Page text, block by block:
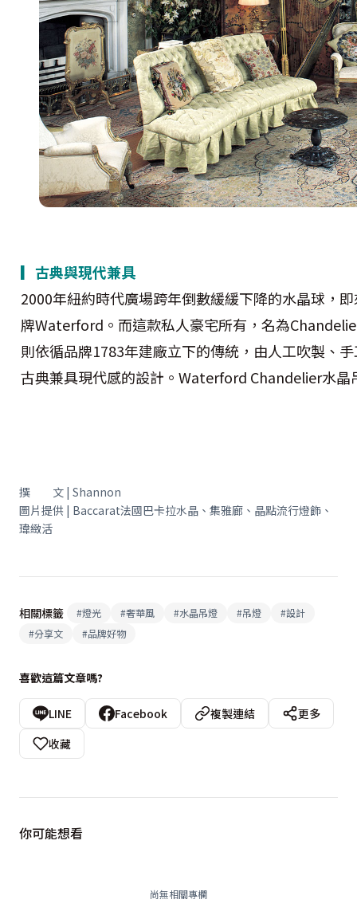
▎古典與現代兼具
2000年紐約時代廣場跨年倒數緩緩下降的水晶球，
牌Waterford。而這款私人豪宅所有，名為
則依循品牌1783年建廠立下的傳統，由人工吹製、
古典兼具現代感的設計。Waterford Chandelier水晶
撰 文 | Shannon
圖片提供 | Baccarat法國巴卡拉水晶、集雅廊、晶點流行燈飾、
瑋緻活
相關標籤 #燈光 #奢華風 #水晶吊燈 #吊燈 #設計
#分享文 #品牌好物
喜歡這篇文章嗎?
LINE Facebook 複製連結
更多
收藏
你可能想看
尚無相關專欄